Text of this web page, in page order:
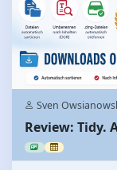
Sven
Review: Tidy.